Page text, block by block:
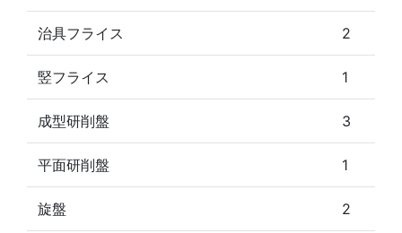
治具フライス 2
竪フライス 1
成型研削盤 3
平面研削盤 1
旋盤 2